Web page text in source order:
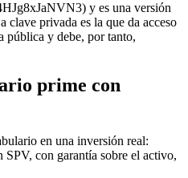
y es una versión
clave privada es la que da acceso
pública y debe, por tanto,
prime con
en una inversión real:
SPV, con garantía sobre el activo,